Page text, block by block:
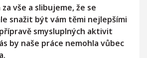
vše a slibujeme, že se
snažit být vám těmi nejlepšími
smysluplných aktivit
by naše práce nemohla vůbec